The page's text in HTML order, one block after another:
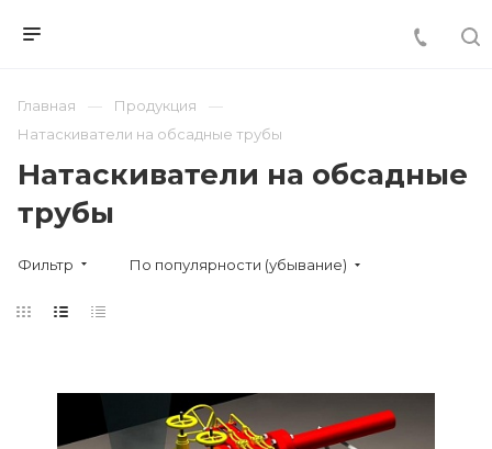
Главная
Продукция
Натаскиватели на обсадные трубы
Натаскиватели на обсадные
трубы
Фильтр По популярности (убывание)